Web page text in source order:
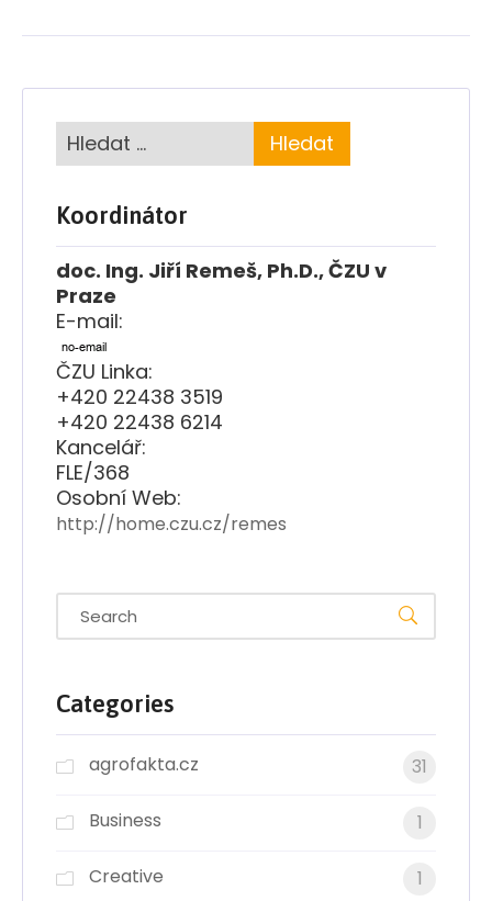
Koordinátor
doc. Ing. Jiří Remeš, Ph.D., ČZU v
Praze
E-mail:
ČZU Linka:
+420 22438 3519
+420 22438 6214
Kancelář:
FLE/368
Osobní Web:
http://home.czu.cz/remes
Categories
agrofakta.cz 31
Business 1
Creative 1